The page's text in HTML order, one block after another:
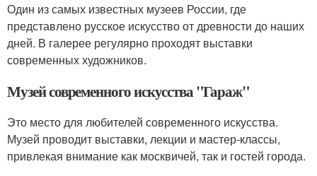
Один из самых известных музеев России, где
представлено русское искусство от древности до наших
дней. В галерее регулярно проходят выставки
современных художников.
Музей современного искусства "Гараж"
Это место для любителей современного искусства.
Музей проводит выставки, лекции и мастер-классы,
привлекая внимание как москвичей, так и гостей города.